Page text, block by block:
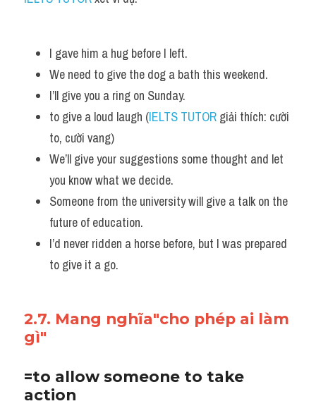
I gave him a hug before I left.
We need to give the dog a bath this weekend.
I’ll give you a ring on Sunday.
to give a loud laugh (IELTS TUTOR giải thích: cười
to, cười vang)
We’ll give your suggestions some thought and let
you know what we decide.
Someone from the university will give a talk on the
future of education.
I’d never ridden a horse before, but I was prepared
to give it a go.
2.7. Mang nghĩa"cho phép ai làm
gì"
=to allow someone to take
action